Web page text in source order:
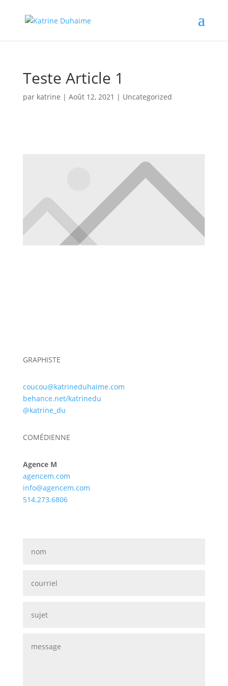
Teste Article 1
par katrine | Août 12, 2021 | Uncategorized
GRAPHISTE
coucou@katrineduhaime.com
behance.net/katrinedu
@katrine_du
COMÉDIENNE
Agence M
agencem.com
info@agencem.com
514.273.6806